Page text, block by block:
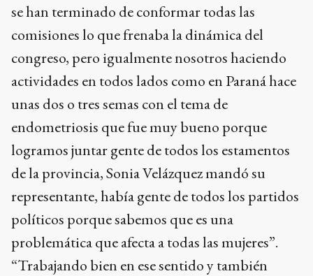
se han terminado de conformar todas las
comisiones lo que frenaba la dinámica del
congreso, pero igualmente nosotros haciendo
actividades en todos lados como en Paraná hace
unas dos o tres semas con el tema de
endometriosis que fue muy bueno porque
logramos juntar gente de todos los estamentos
de la provincia, Sonia Velázquez mandó su
representante, había gente de todos los partidos
políticos porque sabemos que es una
problemática que afecta a todas las mujeres”.
“Trabajando bien en ese sentido y también